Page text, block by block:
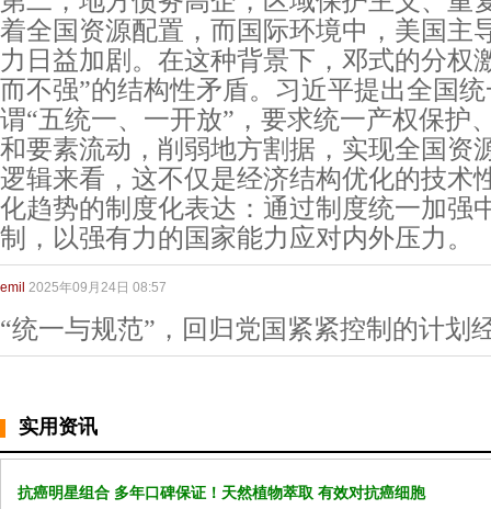
着全国资源配置，而国际环境中，美国主
力日益加剧。在这种背景下，邓式的分权
而不强”的结构性矛盾。习近平提出全国
谓“五统一、一开放”，要求统一产权保护
和要素流动，削弱地方割据，实现全国资
逻辑来看，这不仅是经济结构优化的技术
化趋势的制度化表达：通过制度统一加强
制，以强有力的国家能力应对内外压力。
emil 2025年09月24日 08:57
“统一与规范”，回归党国紧紧控制的计划
实用资讯
抗癌明星组合 多年口碑保证！天然植物萃取 有效对抗癌细胞